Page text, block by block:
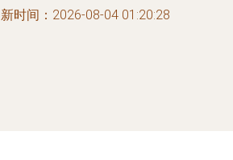
时间：2026-08-04 01:20:28